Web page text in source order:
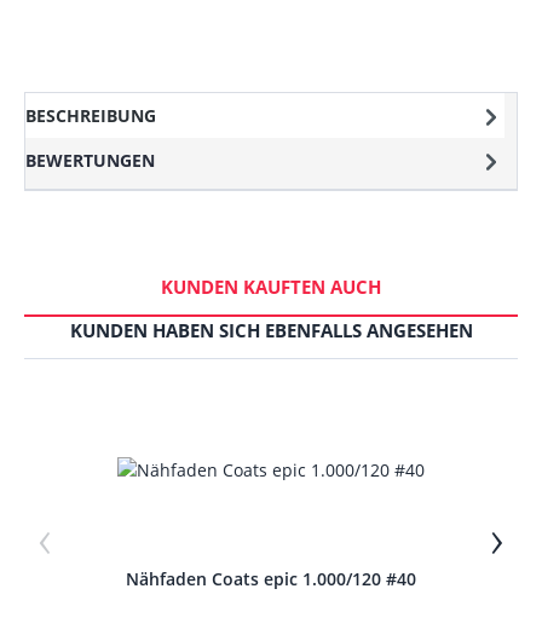
BESCHREIBUNG
BEWERTUNGEN
KUNDEN KAUFTEN AUCH
KUNDEN HABEN SICH EBENFALLS ANGESEHEN
‹
Nähfaden Coats epic 1.000/120 #40
›